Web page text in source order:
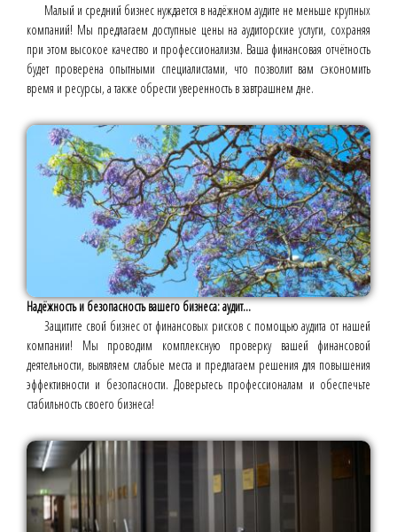
Малый и средний бизнес нуждается в надёжном аудите не меньше крупных
компаний! Мы предлагаем доступные цены на аудиторские услуги, сохраняя
при этом высокое качество и профессионализм. Ваша финансовая отчётность
будет проверена опытными специалистами, что позволит вам сэкономить
время и ресурсы, а также обрести уверенность в завтрашнем дне.
Надёжность и безопасность вашего бизнеса: аудит...
Защитите свой бизнес от финансовых рисков с помощью аудита от нашей
компании! Мы проводим комплексную проверку вашей финансовой
деятельности, выявляем слабые места и предлагаем решения для повышения
эффективности и безопасности. Доверьтесь профессионалам и обеспечьте
стабильность своего бизнеса!